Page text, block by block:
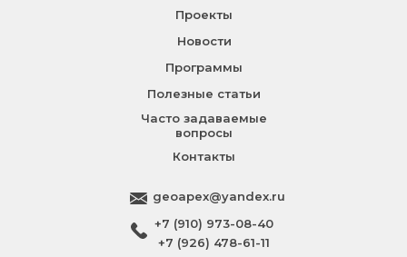
geoapex@yandex.ru
+7 (910) 973-08-40
+7 (926) 478-61-11
Проекты
Контакты
Новости
Программы
Полезные статьи
Часто задаваемые
вопросы